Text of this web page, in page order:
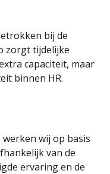
bij de
zorgt tijdelijke
capaciteit, maar
binnen HR.
wij op basis
van de
ervaring en de